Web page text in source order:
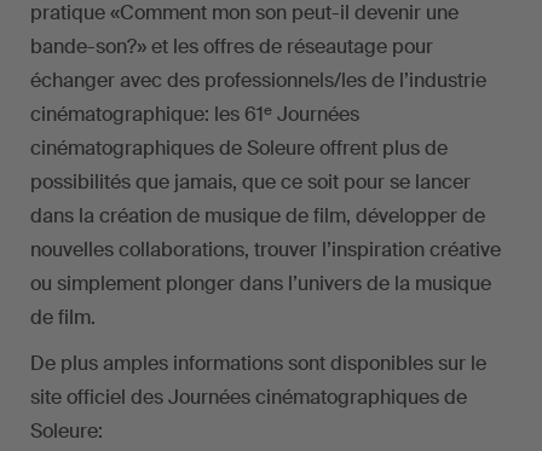
pratique «Comment mon son peut-il devenir une
bande-son?» et les offres de réseautage pour
échanger avec des professionnels/les de l’industrie
cinématographique: les 61e Journées
cinématographiques de Soleure offrent plus de
possibilités que jamais, que ce soit pour se lancer
dans la création de musique de film, développer de
nouvelles collaborations, trouver l’inspiration créative
ou simplement plonger dans l’univers de la musique
de film.
De plus amples informations sont disponibles sur le
site officiel des Journées cinématographiques de
Soleure: